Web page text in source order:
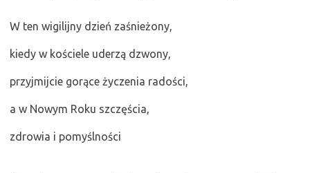
W ten wigilijny dzień zaśnieżony,
kiedy w kościele uderzą dzwony,
przyjmijcie gorące życzenia radości,
a w Nowym Roku szczęścia,
zdrowia i pomyślności